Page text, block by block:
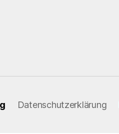
Datenschutzerklärung